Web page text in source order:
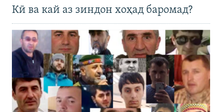
Кӣ ва кай аз зиндон хоҳад баромад?